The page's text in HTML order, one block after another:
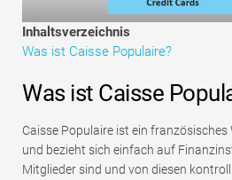
Tutorials zur Finanzmodellierung
Vollständige Form
Risikomanagement-Tutorials
Inhaltsverzeichnis
Was ist Caisse Populaire?
Was ist Caisse
Caisse Populaire ist ein französisches
und bezieht sich einfach auf
Mitglieder sind und von diesen